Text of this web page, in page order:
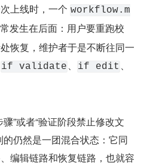
上线时，一个 workflow.m
发生在后面：用户要重跑校
恢复，维护者于是不断往同一
if validate 、 if edit 、
”或者“验证阶段禁止修改文
仍然是一团混合状态：它同
编辑链路和恢复链路，也就容